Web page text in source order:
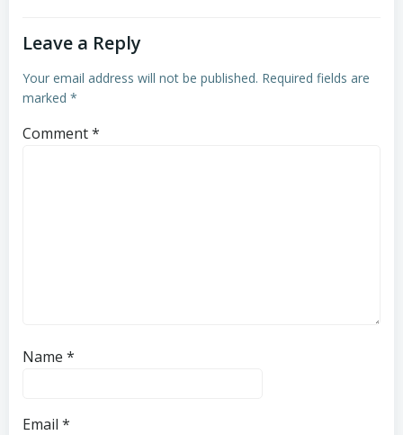
Leave a Reply
Your email address will not be published. Required fields are
marked *
Comment*
Name *
Email *